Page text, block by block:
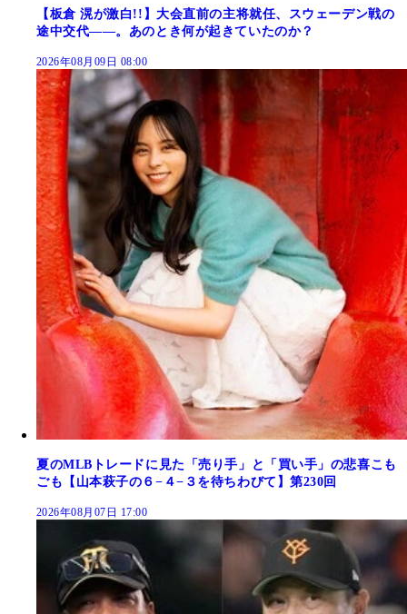
【板倉 滉が激白!!】大会直前の主将就任、スウェーデン戦の
途中交代――。あのとき何が起きていたのか？
2026年08月09日 08:00
夏のMLBトレードに見た「売り手」と「買い手」の悲喜こも
ごも【山本萩子の６−４−３を待ちわびて】第230回
2026年08月07日 17:00